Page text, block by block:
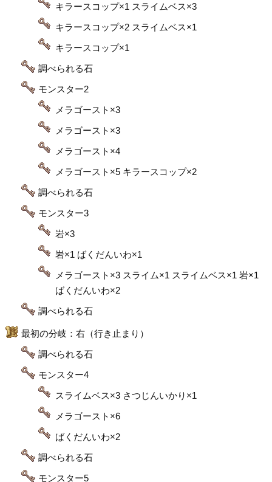
キラースコップ×1 スライムベス×3
キラースコップ×2 スライムベス×1
キラースコップ×1
調べられる石
モンスター2
メラゴースト×3
メラゴースト×3
メラゴースト×4
メラゴースト×5 キラースコップ×2
調べられる石
モンスター3
岩×3
岩×1 ばくだんいわ×1
メラゴースト×3 スライム×1 スライムベス×1 岩×1
ばくだんいわ×2
調べられる石
最初の分岐：右（行き止まり）
調べられる石
モンスター4
スライムベス×3 さつじんいかり×1
メラゴースト×6
ばくだんいわ×2
調べられる石
モンスター5